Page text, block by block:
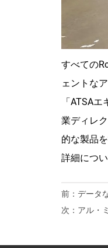
すべての
ェントな
「ATSA
業ディレ
的な製品
詳細につ
前：データ
次： アル・